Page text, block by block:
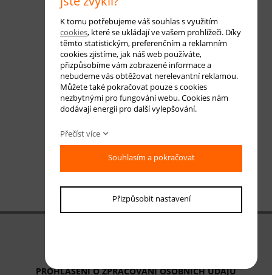
PROHLÁŠENÍ O ZPRACOVÁNÍ OSOBNÍCH ÚDAJŮ
K tomu potřebujeme váš souhlas s využitím
cookies, které se ukládají ve vašem prohlížeči. Díky
těmto statistickým, preferenčním a reklamním
cookies zjistíme, jak náš web používáte,
přizpůsobíme vám zobrazené informace a
nebudeme vás obtěžovat nerelevantní reklamou.
Můžete také pokračovat pouze s cookies
nezbytnými pro fungování webu. Cookies nám
dodávají energii pro další vylepšování.
Přečíst více
Souhlasím a pokračovat
Přizpůsobit nastavení